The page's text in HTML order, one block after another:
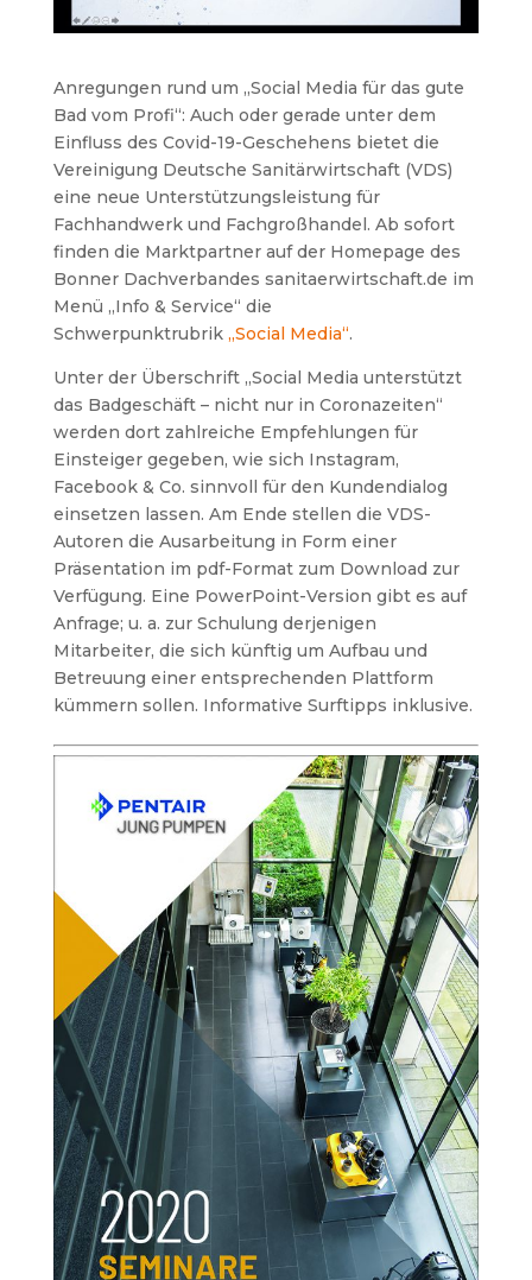
Anregungen rund um „Social Media für das gute
Bad vom Profi“: Auch oder gerade unter dem
Einfluss des Covid-19-Geschehens bietet die
Vereinigung Deutsche Sanitärwirtschaft (VDS)
eine neue Unterstützungsleistung für
Fachhandwerk und Fachgroßhandel. Ab sofort
finden die Marktpartner auf der Homepage des
Bonner Dachverbandes sanitaerwirtschaft.de im
Menü „Info & Service“ die
Schwerpunktrubrik „Social Media“.
Unter der Überschrift „Social Media unterstützt
das Badgeschäft – nicht nur in Coronazeiten“
werden dort zahlreiche Empfehlungen für
Einsteiger gegeben, wie sich Instagram,
Facebook & Co. sinnvoll für den Kundendialog
einsetzen lassen. Am Ende stellen die VDS-
Autoren die Ausarbeitung in Form einer
Präsentation im pdf-Format zum Download zur
Verfügung. Eine PowerPoint-Version gibt es auf
Anfrage; u. a. zur Schulung derjenigen
Mitarbeiter, die sich künftig um Aufbau und
Betreuung einer entsprechenden Plattform
kümmern sollen. Informative Surftipps inklusive.